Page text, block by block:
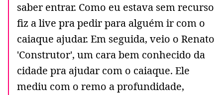
saber entrar. Como eu estava sem recurso
fiz a live pra pedir para alguém ir com o
caiaque ajudar. Em seguida, veio o Renato
'Construtor', um cara bem conhecido da
cidade pra ajudar com o caiaque. Ele
mediu com o remo a profundidade,